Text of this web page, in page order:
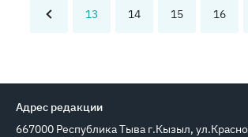
13 14 15 16
Адрес редакции
667000 Республика Тыва г.Кызыл,